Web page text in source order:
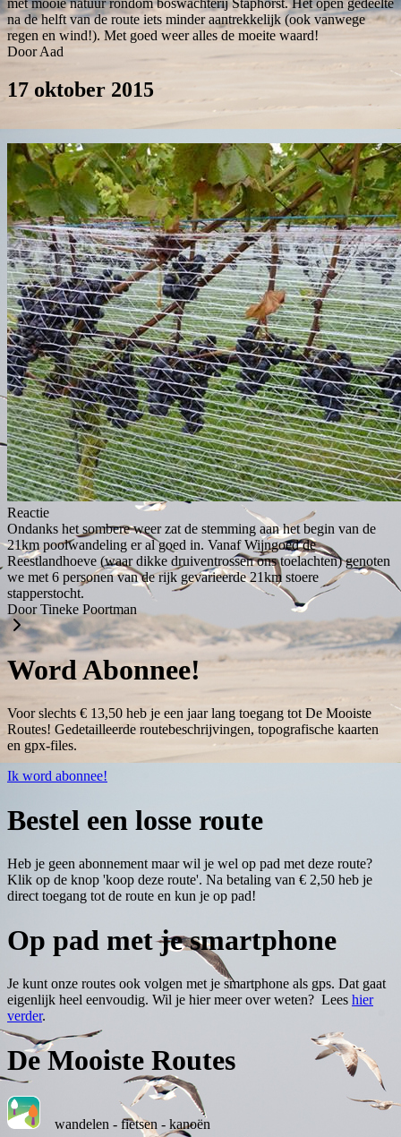
na de helft van de route iets minder aantrekkelijk (ook vanwege
regen en wind!). Met goed weer alles de moeite waard!
Door Aad
17 oktober 2015
Reactie
Ondanks het sombere weer zat de stemming aan het begin van de
21km poolwandeling er al goed in. Vanaf Wijngoed de
Reestlandhoeve (waar dikke druiventrossen ons toelachten) genoten
we met 6 personen van de rijk gevarieerde 21km stoere
stapperstocht.
Door Tineke Poortman
Word Abonnee!
Voor slechts € 13,50 heb je een jaar lang toegang tot De Mooiste
Routes! Gedetailleerde routebeschrijvingen, topografische kaarten
en gpx-files.
Ik word abonnee!
Bestel een losse route
Heb je geen abonnement maar wil je wel op pad met deze route?
Klik op de knop 'koop deze route'. Na betaling van € 2,50 heb je
direct toegang tot de route en kun je op pad!
Op pad met je smartphone
Je kunt onze routes ook volgen met je smartphone als gps. Dat gaat
eigenlijk heel eenvoudig. Wil je hier meer over weten? Lees hier
verder.
De Mooiste Routes
wandelen - fietsen - kanoën